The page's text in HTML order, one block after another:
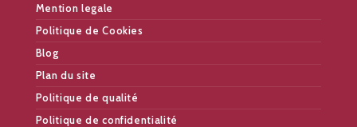
Mention legale
Politique de Cookies
Blog
Plan du site
Politique de qualité
Politique de confidentialité